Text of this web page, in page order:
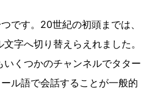
です。20世紀の初頭までは、
字へ切り替えらえれました。
くつかのチャンネルでタター
ル語で会話することが一般的